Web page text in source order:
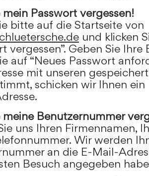
Passwort vergessen!
bitte auf die Startseite von
und klicken
vergessen”. Geben Sie
auf “Neues Passwort
mit unseren
schicken wir Ihnen
meine Benutzernummer
uns Ihren Firmennamen,
Wir werden
an die E-Mail-
Besuch angegeben